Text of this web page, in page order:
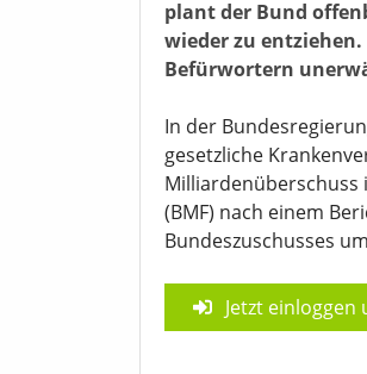
plant der Bund
wieder zu
Befürwortern
In der
gesetzliche
Milliardenüberschuss
(BMF) nach einem
Bundeszuschusses
Jetzt